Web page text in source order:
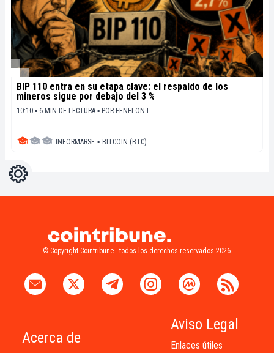
BIP 110 entra en su etapa clave: el respaldo de los
mineros sigue por debajo del 3 %
10:10 ▪ 6 MIN DE LECTURA ▪ POR FENELON L.
INFORMARSE ▪ BITCOIN (BTC)
Ajustes
© Copyright Cointribune - todos los derechos reservados 2026
Acerca de
Aviso Legal
Enlaces útiles